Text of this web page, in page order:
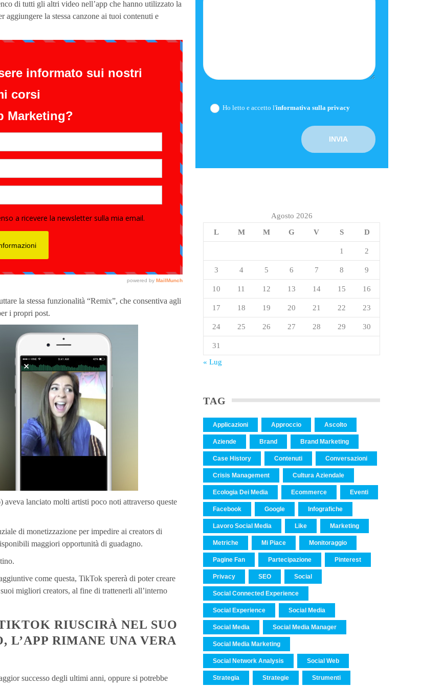
di tutti gli altri video nell’app che hanno utilizzato la
aggiungere la stessa canzone ai tuoi contenuti e
la stessa funzionalità “Remix”, che consentiva agli
i propri post.
lanciato molti artisti poco noti attraverso queste
di monetizzazione per impedire ai creators di
maggiori opportunità di guadagno.
come questa, TikTok spererà di poter creare
migliori creators, al fine di trattenerli all’interno
RIUSCIRÀ NEL SUO
L’APP RIMANE UNA VERA
successo degli ultimi anni, oppure si potrebbe
Ho letto e accetto l'informativa sulla privacy
Agosto 2026
L
M M G V S D
1 2
3 4 5 6 7 8 9
10 11 12 13 14 15 16
17 18 19 20 21 22 23
24 25 26 27 28 29 30
31
« Lug
TAG
Applicazioni Approccio Ascolto
Aziende Brand Brand Marketing
Case History Contenuti Conversazioni
Crisis Management Cultura Aziendale
Ecologia Dei Media Ecommerce Eventi
Facebook Google Infografiche
Lavoro Social Media Like Marketing
Metriche Mi Piace Monitoraggio
Pagine Fan Partecipazione Pinterest
Privacy SEO Social
Social Connected Experience
Social Experience Social Media
Social Media Social Media Manager
Social Media Marketing
Social Network Analysis Social Web
Strategia Strategie Strumenti